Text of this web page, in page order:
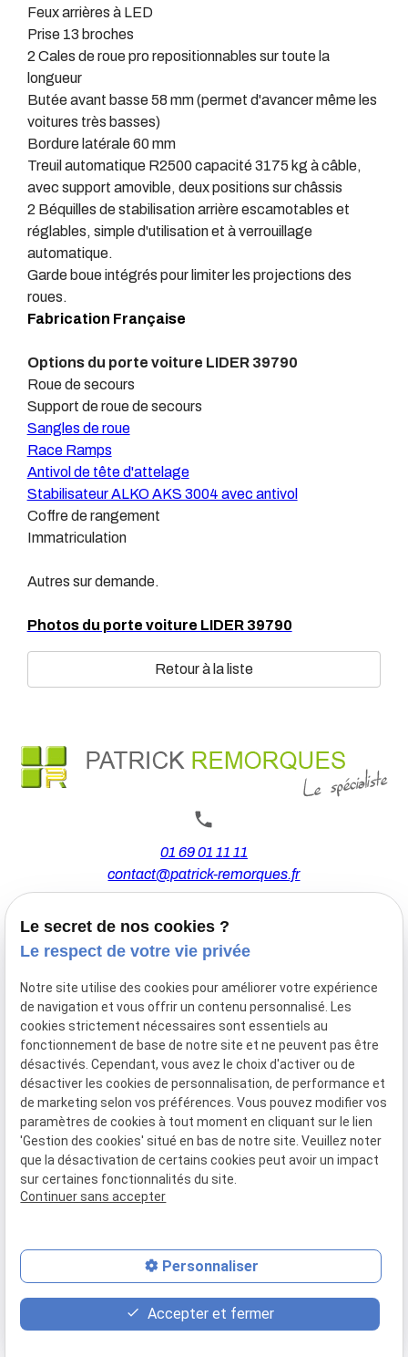
Feux arrières à LED
Prise 13 broches
2 Cales de roue pro repositionnables sur toute la
longueur
Butée avant basse 58 mm (permet d'avancer même les
voitures très basses)
Bordure latérale 60 mm
Treuil automatique R2500 capacité 3175 kg à câble,
avec support amovible, deux positions sur châssis
2 Béquilles de stabilisation arrière escamotables et
réglables, simple d'utilisation et à verrouillage
automatique.
Garde boue intégrés pour limiter les projections des
roues.
Fabrication Française
Options du porte voiture LIDER 39790
Roue de secours
Support de roue de secours
Sangles de roue
Race Ramps
Antivol de tête d'attelage
Stabilisateur ALKO AKS 3004 avec antivol
Coffre de rangement
Immatriculation
Autres sur demande.
Photos du porte voiture LIDER 39790
Retour à la liste
01 69 01 11 11
contact@patrick-remorques.fr
44 Avenue de la Division Leclerc
91160 BALLAINVILLIERS
Du Mardi au Samedi
De 9h00 à 12h30 et de 13h30 à 18h00
Le Lundi sur rendez-vous.
Mentions
légales
Politique de
confidentialité
Gestion
des
cookies
Plan du
site
Siret :77556328100028
place
Plan d'accès
contact_page
Contact
phone
01 69 01 11 11
Le secret de nos cookies ?
Le respect de votre vie privée
Notre site utilise des cookies pour améliorer votre expérience
de navigation et vous offrir un contenu personnalisé. Les
cookies strictement nécessaires sont essentiels au
fonctionnement de base de notre site et ne peuvent pas être
désactivés. Cependant, vous avez le choix d'activer ou de
désactiver les cookies de personnalisation, de performance et
de marketing selon vos préférences. Vous pouvez modifier vos
paramètres de cookies à tout moment en cliquant sur le lien
'Gestion des cookies' situé en bas de notre site. Veuillez noter
que la désactivation de certains cookies peut avoir un impact
sur certaines fonctionnalités du site.
Continuer sans accepter
Personnaliser
Accepter et fermer